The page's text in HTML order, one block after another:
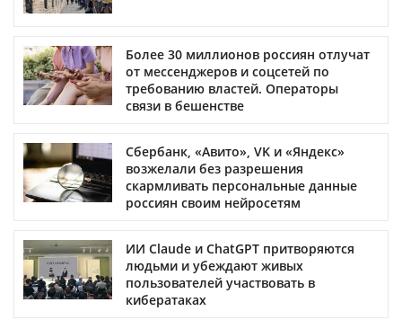
Более 30 миллионов россиян отлучат
от мессенджеров и соцсетей по
требованию властей. Операторы
связи в бешенстве
Сбербанк, «Авито», VK и «Яндекс»
возжелали без разрешения
скармливать персональные данные
россиян своим нейросетям
ИИ Claude и ChatGPT притворяются
людьми и убеждают живых
пользователей участвовать в
кибератаках